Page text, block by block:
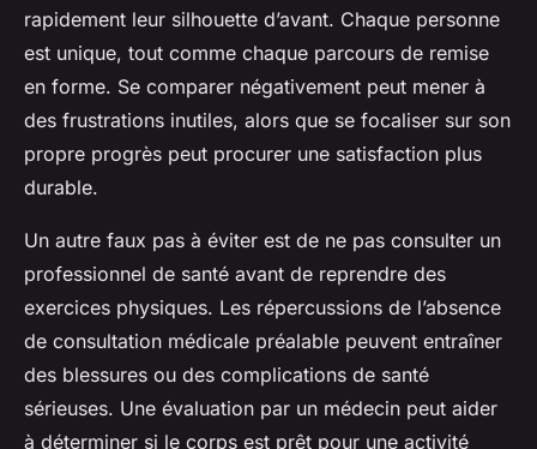
rapidement leur silhouette d’avant. Chaque personne
est unique, tout comme chaque parcours de remise
en forme. Se comparer négativement peut mener à
des frustrations inutiles, alors que se focaliser sur son
propre progrès peut procurer une satisfaction plus
durable.
Un autre faux pas à éviter est de ne pas consulter un
professionnel de santé avant de reprendre des
exercices physiques. Les répercussions de l’absence
de consultation médicale préalable peuvent entraîner
des blessures ou des complications de santé
sérieuses. Une évaluation par un médecin peut aider
à déterminer si le corps est prêt pour une activité